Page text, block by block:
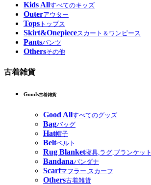
Kids Allすべてのキッズ
Outerアウター
Tops トップス
Skirt&Onepieceスカート＆ワンピース
Pantsパンツ
Othersその他
古着雑貨
Goods古着雑貨
Good Allすべてのグッズ
Bagバッグ
Hat帽子
Beltベルト
Rug Blanket寝具,ラグ,ブランケット
Bandanaバンダナ
Scarfマフラー,スカーフ
Others古着雑貨